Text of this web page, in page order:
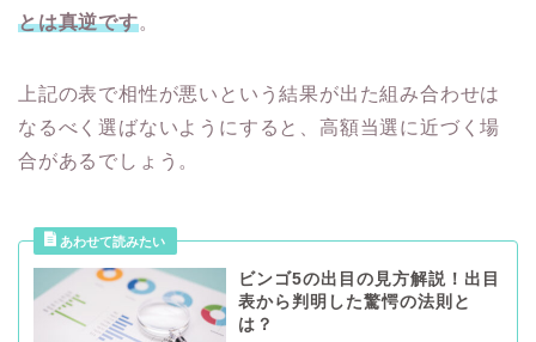
とは真逆です。
上記の表で相性が悪いという結果が出た組み合わせは
なるべく選ばないようにすると、高額当選に近づく場
合があるでしょう。
ビンゴ5の出目の見方解説！出目
表から判明した驚愕の法則と
は？